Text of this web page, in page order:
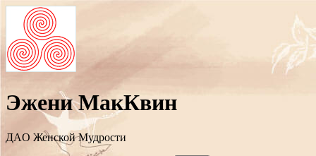
Эжени МакКвин
ДAO Женской Мудрости